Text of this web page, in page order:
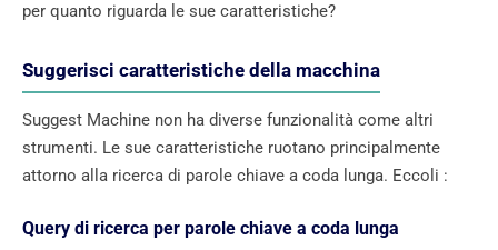
per quanto riguarda le sue caratteristiche?
Suggerisci caratteristiche della macchina
Suggest Machine non ha diverse funzionalità come altri
strumenti. Le sue caratteristiche ruotano principalmente
attorno alla ricerca di parole chiave a coda lunga. Eccoli :
Query di ricerca per parole chiave a coda lunga